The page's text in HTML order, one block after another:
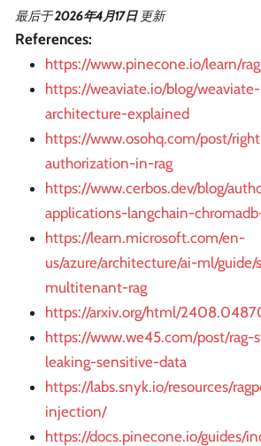
最后于2026年4月17日 更新
References:
https://www.pinecone.io/learn/
https://weaviate.io/blog/
architecture-explained
https://www.osohq.com/post/
authorization-in-rag
https://www.cerbos.dev/blog/
applications-langchain-
https://learn.microsoft.com/en-
us/azure/architecture/ai-ml/guide/
multitenant-rag
https://arxiv.org/html/
https://www.we45.com/post/rag-
leaking-sensitive-data
https://labs.snyk.io/resources/
injection/
https://docs.pinecone.io/guides/